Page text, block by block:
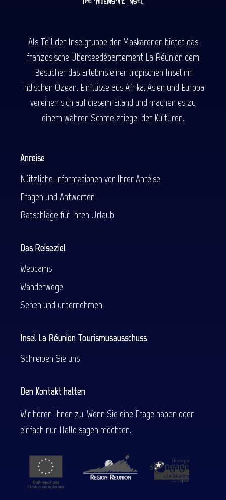
Als Teil der Inselgruppe der Maskarenen bietet das
französische Überseedépartement La Réunion dem
Besucher das Erlebnis einer tropischen Insel im
Indischen Ozean. Einflüsse aus Afrika, Asien und Europa
vereinen sich auf diesem Eiland und machen es zu
einem wahren Schmelztiegel der Kulturen.
Anreise
Nützliche Informationen vor Ihrer Anreise
Fragen und Antworten
Ratschläge für Ihren Urlaub
Das Reiseziel
Webcams
Wanderwege
Sehen und unternehmen
Insel La Réunion Tourismusausschuss
Schreiben Sie uns
Den Kontakt halten
Wir hören Ihnen zu. Wenn Sie eine Frage haben oder
einfach nur Hallo sagen möchten.